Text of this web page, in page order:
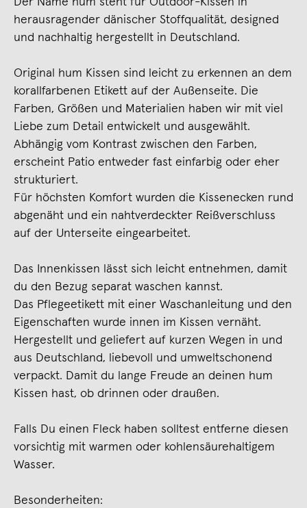
herausragender dänischer Stoffqualität, designed
und nachhaltig hergestellt in Deutschland.
Original hum Kissen sind leicht zu erkennen an dem
korallfarbenen Etikett auf der Außenseite. Die
Farben, Größen und Materialien haben wir mit viel
Liebe zum Detail entwickelt und ausgewählt.
Abhängig vom Kontrast zwischen den Farben,
erscheint Patio entweder fast einfarbig oder eher
strukturiert.
Für höchsten Komfort wurden die Kissenecken rund
abgenäht und ein nahtverdeckter Reißverschluss
auf der Unterseite eingearbeitet.
Das Innenkissen lässt sich leicht entnehmen, damit
du den Bezug separat waschen kannst.
Das Pflegeetikett mit einer Waschanleitung und den
Eigenschaften wurde innen im Kissen vernäht.
Hergestellt und geliefert auf kurzen Wegen in und
aus Deutschland, liebevoll und umweltschonend
verpackt. Damit du lange Freude an deinen hum
Kissen hast, ob drinnen oder draußen.
Falls Du einen Fleck haben solltest entferne diesen
vorsichtig mit warmen oder kohlensäurehaltigem
Wasser.
Besonderheiten: